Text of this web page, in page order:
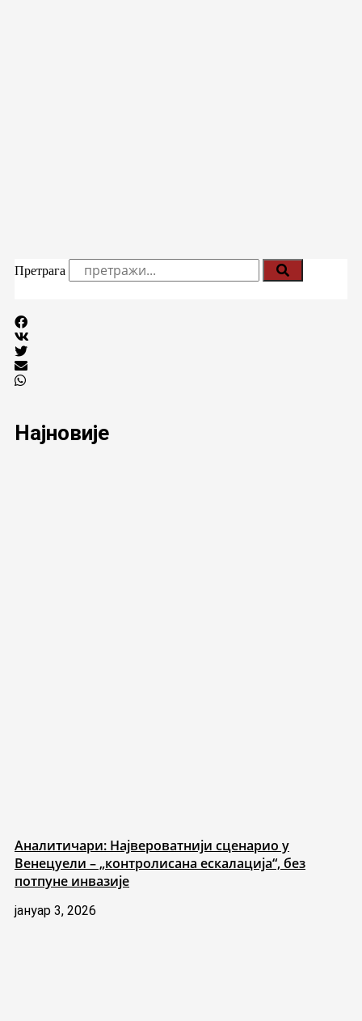
Претрага
Најновије
Аналитичари: Највероватнији сценарио у
Венецуели – „контролисана ескалација“, без
потпуне инвазије
јануар 3, 2026